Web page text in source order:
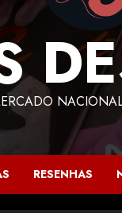
RESENHAS